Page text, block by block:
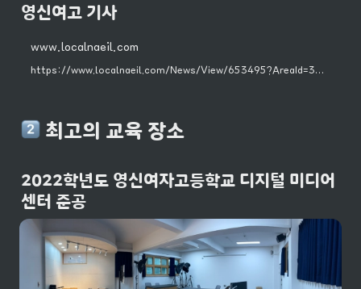
영신여고 기사
www.localnaeil.com
https://www.localnaeil.com/News/View/653495?AreaId=3&pageidx=1
최고의 교육 장소
2022학년도 영신여자고등학교 디지털 미디어
센터 준공